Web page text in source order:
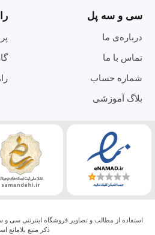
سی و سه پل
درباره‌ی ما
تماس با ما
شماره حساب
بلاگ آموزشی
استفاده از مطالب و تصاویر فروشگاه اینترنتی سی
ذکر منبع بلامانع